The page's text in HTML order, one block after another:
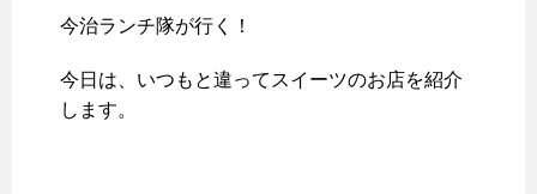
今治ランチ隊が行く！
今日は、いつもと違ってスイーツのお店を紹介
します。